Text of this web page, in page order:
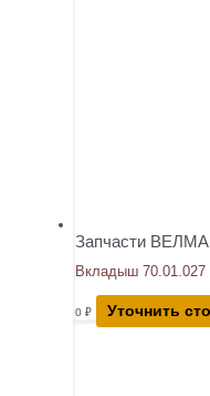
Запчасти
Вкладыш
0 ₽ Уточнить